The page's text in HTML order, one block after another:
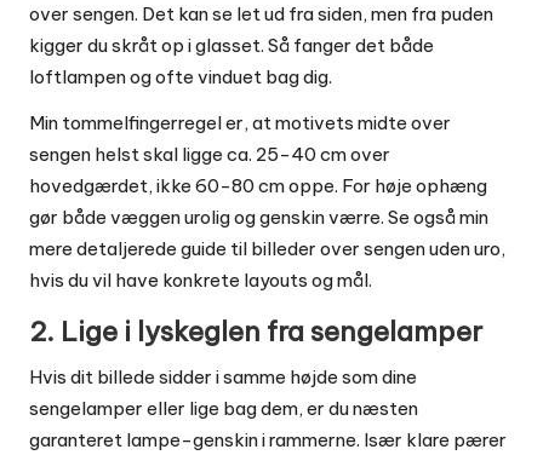
over sengen. Det kan se let ud fra siden, men fra puden
kigger du skråt op i glasset. Så fanger det både
loftlampen og ofte vinduet bag dig.
Min tommelfingerregel er, at motivets midte over
sengen helst skal ligge ca. 25-40 cm over
hovedgærdet, ikke 60-80 cm oppe. For høje ophæng
gør både væggen urolig og genskin værre. Se også min
mere detaljerede guide til billeder over sengen uden uro,
hvis du vil have konkrete layouts og mål.
2. Lige i lyskeglen fra sengelamper
Hvis dit billede sidder i samme højde som dine
sengelamper eller lige bag dem, er du næsten
garanteret lampe-genskin i rammerne. Især klare pærer